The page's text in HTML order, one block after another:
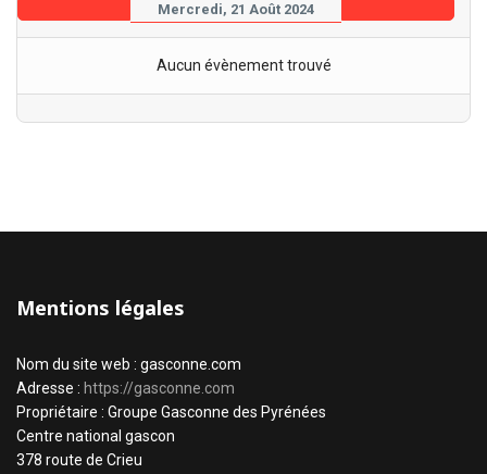
Mercredi, 21 Août 2024
Aucun évènement trouvé
Mentions légales
Nom du site web : gasconne.com
Adresse : https://gasconne.com
Propriétaire : Groupe Gasconne des Pyrénées
Centre national gascon
378 route de Crieu